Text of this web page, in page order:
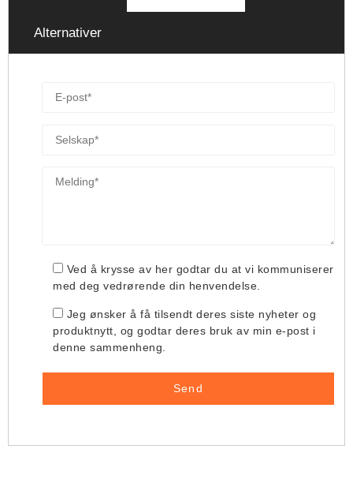
Alternativer
Ved å krysse av her godtar du at vi kommuniserer
med deg vedrørende din henvendelse.
Jeg ønsker å få tilsendt deres siste nyheter og
produktnytt, og godtar deres bruk av min e-post i
denne sammenheng.